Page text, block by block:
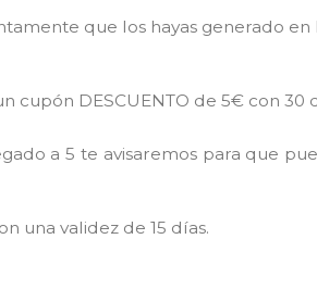
que los hayas generado
cupón DESCUENTO de 5€ con 30
a 5 te avisaremos para que
una validez de 15 días.